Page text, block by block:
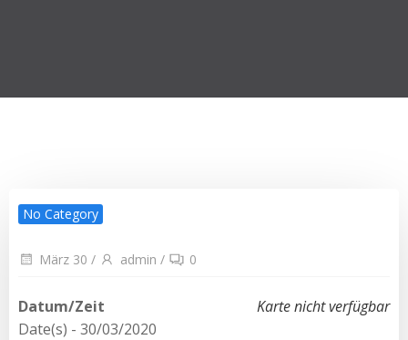
No Category
März 30 / admin / 0
Karte nicht verfügbar
Datum/Zeit
Date(s) - 30/03/2020